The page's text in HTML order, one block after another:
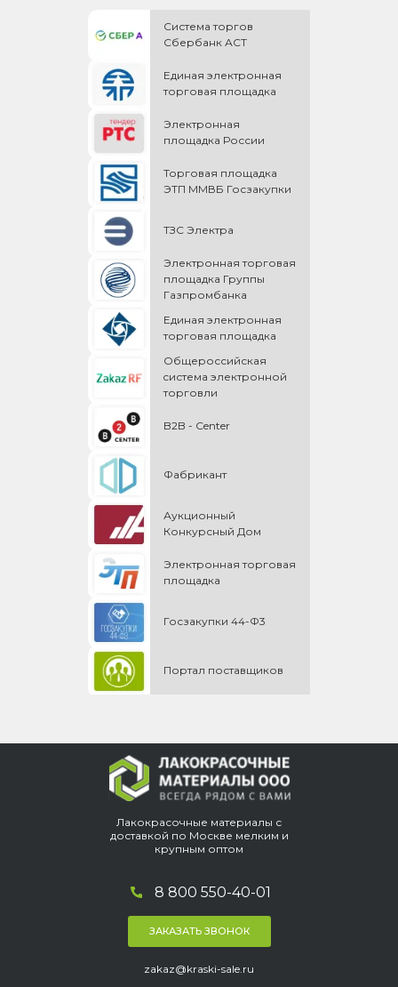
Система торгов
Сбербанк АСТ
Единая электронная
торговая площадка
Электронная
площадка России
Торговая площадка
ЭТП ММВБ Госзакупки
ТЗС Электра
Электронная торговая
площадка Группы
Газпромбанка
Единая электронная
торговая площадка
Общероссийская
cистема электронной
торговли
B2B - Center
Фабрикант
Аукционный
Конкурсный Дом
Электронная торговая
площадка
Госзакупки 44-Ф3
Портал поставщиков
Лакокрасочные материалы с
доставкой по Москве мелким и
крупным оптом
8 800 550-40-01
ЗАКАЗАТЬ ЗВОНОК
zakaz@kraski-sale.ru